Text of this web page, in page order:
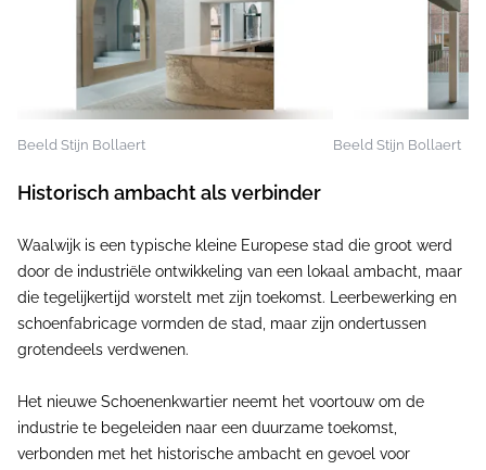
Beeld Stijn Bollaert Beeld Stijn Bollaert
Historisch ambacht als verbinder
Waalwijk is een typische kleine Europese stad die groot werd
door de industriële ontwikkeling van een lokaal ambacht, maar
die tegelijkertijd worstelt met zijn toekomst. Leerbewerking en
schoenfabricage vormden de stad, maar zijn ondertussen
grotendeels verdwenen.
Het nieuwe Schoenenkwartier neemt het voortouw om de
industrie te begeleiden naar een duurzame toekomst,
verbonden met het historische ambacht en gevoel voor